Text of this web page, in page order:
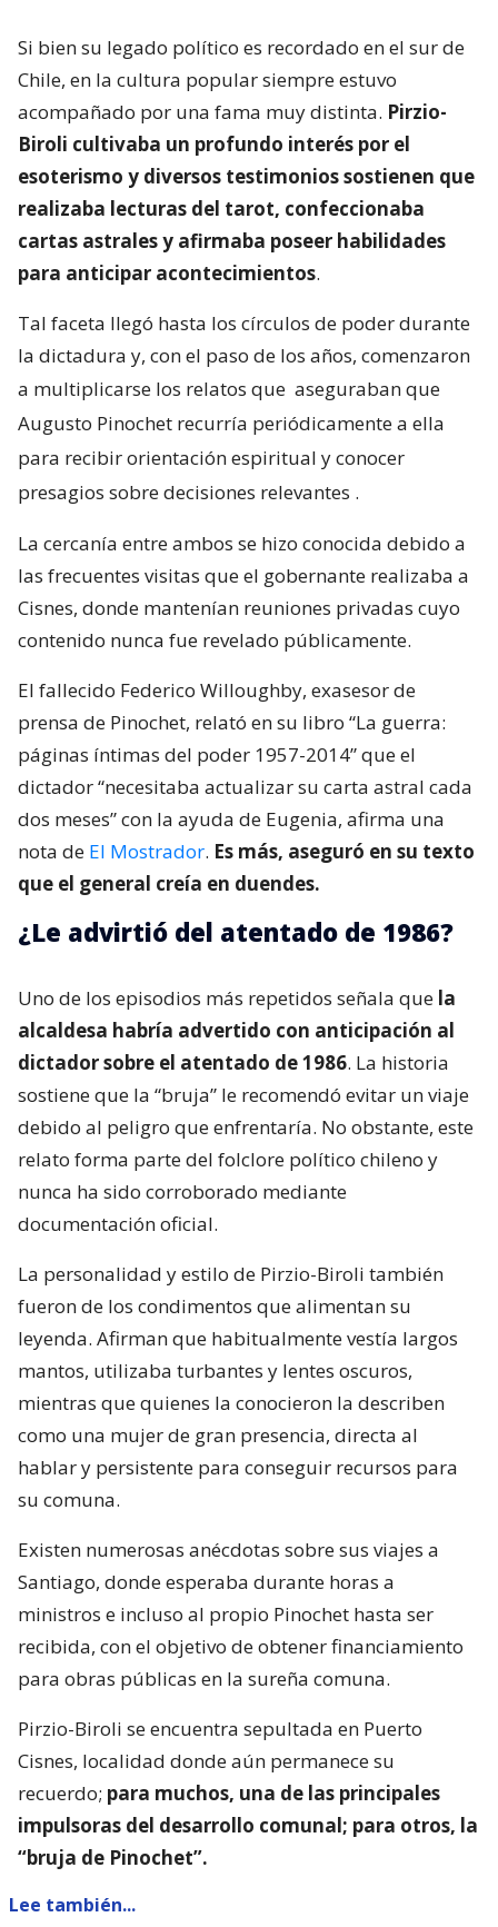
Si bien su legado político es recordado en el sur de
Chile, en la cultura popular siempre estuvo
acompañado por una fama muy distinta. Pirzio-
Biroli cultivaba un profundo interés por el
esoterismo y diversos testimonios sostienen que
realizaba lecturas del tarot, confeccionaba
cartas astrales y afirmaba poseer habilidades
para anticipar acontecimientos.
Tal faceta llegó hasta los círculos de poder durante
la dictadura y, con el paso de los años, comenzaron
a multiplicarse los relatos que aseguraban que
Augusto Pinochet recurría periódicamente a ella
para recibir orientación espiritual y conocer
presagios sobre decisiones relevantes .
La cercanía entre ambos se hizo conocida debido a
las frecuentes visitas que el gobernante realizaba a
Cisnes, donde mantenían reuniones privadas cuyo
contenido nunca fue revelado públicamente.
El fallecido Federico Willoughby, exasesor de
prensa de Pinochet, relató en su libro “La guerra:
páginas íntimas del poder 1957-2014” que el
dictador “necesitaba actualizar su carta astral cada
dos meses” con la ayuda de Eugenia, afirma una
nota de El Mostrador. Es más, aseguró en su texto
que el general creía en duendes.
¿Le advirtió del atentado de 1986?
Uno de los episodios más repetidos señala que la
alcaldesa habría advertido con anticipación al
dictador sobre el atentado de 1986. La historia
sostiene que la “bruja” le recomendó evitar un viaje
debido al peligro que enfrentaría. No obstante, este
relato forma parte del folclore político chileno y
nunca ha sido corroborado mediante
documentación oficial.
La personalidad y estilo de Pirzio-Biroli también
fueron de los condimentos que alimentan su
leyenda. Afirman que habitualmente vestía largos
mantos, utilizaba turbantes y lentes oscuros,
mientras que quienes la conocieron la describen
como una mujer de gran presencia, directa al
hablar y persistente para conseguir recursos para
su comuna.
Existen numerosas anécdotas sobre sus viajes a
Santiago, donde esperaba durante horas a
ministros e incluso al propio Pinochet hasta ser
recibida, con el objetivo de obtener financiamiento
para obras públicas en la sureña comuna.
Pirzio-Biroli se encuentra sepultada en Puerto
Cisnes, localidad donde aún permanece su
recuerdo; para muchos, una de las principales
impulsoras del desarrollo comunal; para otros, la
“bruja de Pinochet”.
Lee también...